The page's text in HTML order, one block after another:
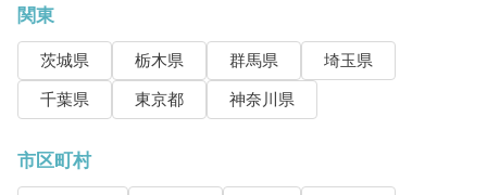
関東
茨城県 栃木県 群馬県
埼玉県
千葉県
東京都 神奈川県
市区町村